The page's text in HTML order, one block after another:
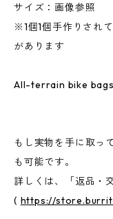
サイズ：画像参照
※1個1個手作りされ
があります
All-terrain bike
もし実物を手に取っ
も可能です。
詳しくは、「返品・
( https://